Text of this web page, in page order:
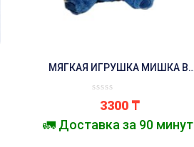
МЯГКАЯ ИГРУШКА МИШКА В
3300 ₸
🚛 Доставка за 90 минут